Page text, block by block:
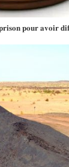
𝐩𝐨𝐮𝐫 𝐚𝐯𝐨𝐢𝐫